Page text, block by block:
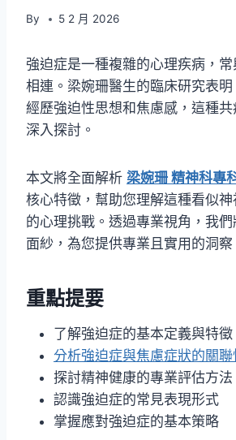
By 5 2 月 2026
強迫症是一種複雜的心理疾病，
相連。梁婉珊醫生的臨床研究表
經歷強迫性思想和焦慮感，這種
深入探討。
本文將全面解析 梁婉珊 精神科專
核心特徵，幫助您理解這種看似
的心理挑戰。透過專業視角，我們
面紗，為您提供專業且實用的洞察
重點提要
了解強迫症的基本定義與特徵
分析強迫症與焦慮症狀的關聯
探討精神健康的專業評估方法
認識強迫症的常見表現形式
掌握應對強迫症的基本策略